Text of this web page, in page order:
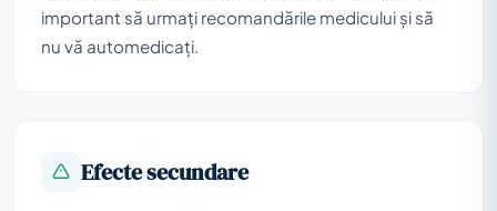
important să urmați recomandările medicului și să
nu vă automedicați.
Efecte secundare